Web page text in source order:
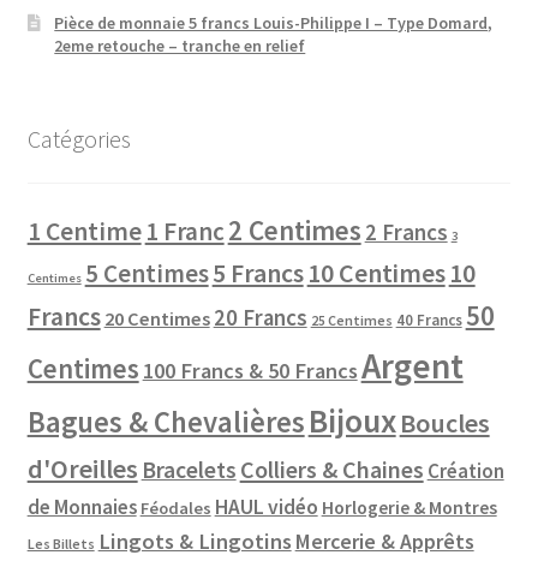
Pièce de monnaie 5 francs Louis-Philippe I – Type Domard,
2eme retouche – tranche en relief
Catégories
1 Centime1 Franc2 Centimes 2 Francs 3
Centimes 5 Centimes5 Francs10 Centimes10
Francs 20 Centimes 20 Francs 25 Centimes 40 Francs 50
Centimes 100 Francs & 50 FrancsArgent
Bagues & ChevalièresBijouxBoucles
d'Oreilles Bracelets Colliers & Chaines Création
de Monnaies Féodales HAUL vidéo Horlogerie & Montres
Les Billets Lingots & Lingotins Mercerie & Apprêts